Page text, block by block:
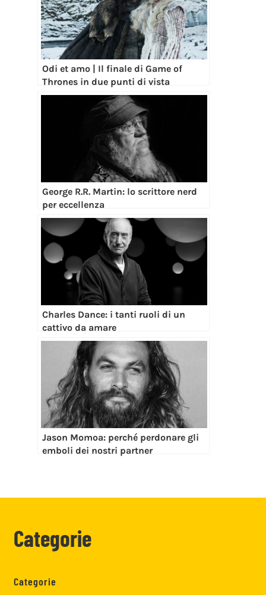
Odi et amo | Il finale di Game of
Thrones in due punti di vista
George R.R. Martin: lo scrittore nerd
per eccellenza
Charles Dance: i tanti ruoli di un
cattivo da amare
Jason Momoa: perché perdonare gli
emboli dei nostri partner
Categorie
Categorie